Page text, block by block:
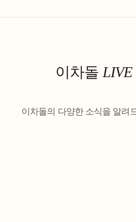
이차돌 LIVE
이차돌의 다양한 소식을 알려